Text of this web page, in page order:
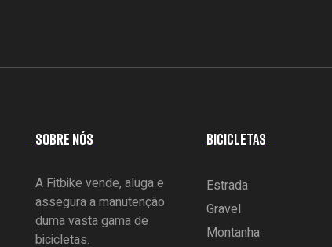
SOBRE NÓS
A Fitbike vende, aluga e
assegura a manutenção
duma vasta gama de
bicicletas.
BICICLETAS
Estrada
Gravel
Montanha